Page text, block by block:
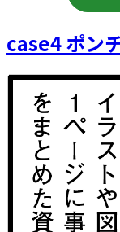
case4 ポン